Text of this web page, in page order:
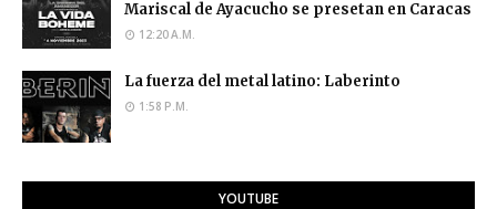
Mariscal de Ayacucho se presetan en Caracas
12:20 A.M.
La fuerza del metal latino: Laberinto
1:58 P.M.
YOUTUBE